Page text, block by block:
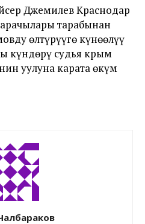
Джемилев Краснодар
тарабынан
өлтүрүүгө күнөөлүү
күндөрү судья крым
уулуна карата өкүм